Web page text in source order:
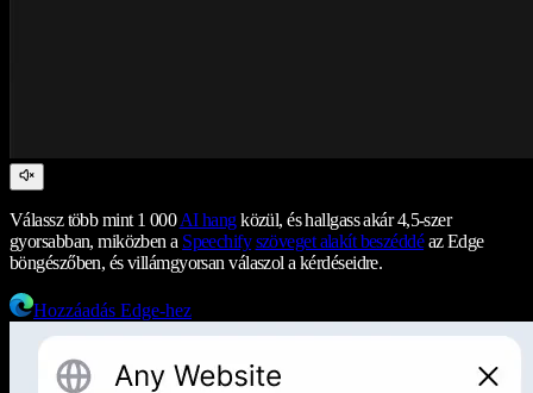
Válassz több mint 1 000AI hangközül, és hallgass akár 4,5-szer
gyorsabban, miközben a Speechify szöveget alakít beszéddéaz Edge
böngészőben, és villámgyorsan válaszol a kérdéseidre.
Hozzáadás Edge-hez